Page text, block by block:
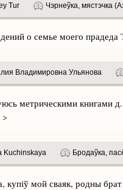
Tur Чэрнеўка, мястэчка
о семье моего
Владимировна Ульянова
метрическими книгами
>
Kuchinskaya Бродаўка,
мой сваяк, родны